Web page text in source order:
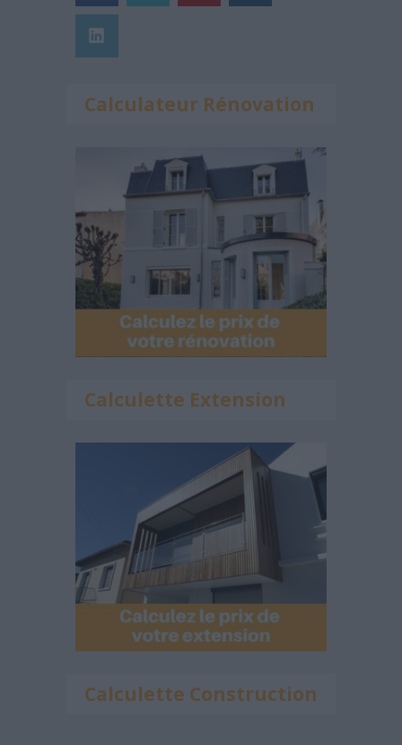
Calculateur Rénovation
Calculette Extension
Calculette Construction